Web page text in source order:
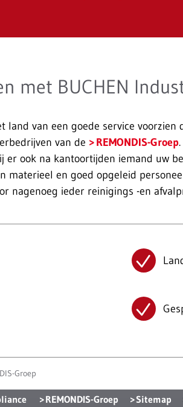
met BUCHEN
land van een goede service
van de
REMONDIS-Groep
er ook na kantoortijden iemand uw
materieel en goed opgeleid
nagenoeg ieder reinigings -en
Groep
REMONDIS-Groep Sitemap